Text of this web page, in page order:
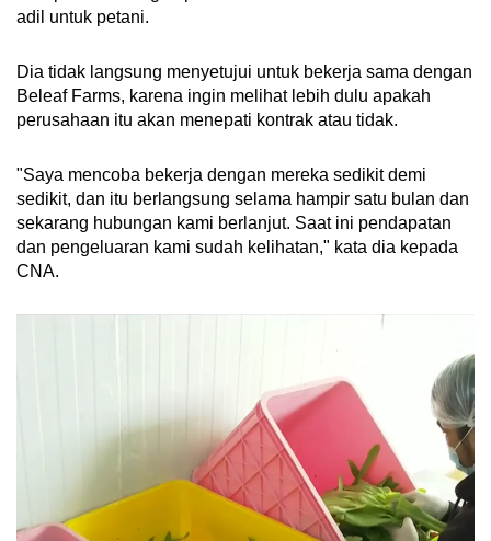
adil untuk petani.
Dia tidak langsung menyetujui untuk bekerja sama dengan
Beleaf Farms, karena ingin melihat lebih dulu apakah
perusahaan itu akan menepati kontrak atau tidak.
"Saya mencoba bekerja dengan mereka sedikit demi
sedikit, dan itu berlangsung selama hampir satu bulan dan
sekarang hubungan kami berlanjut. Saat ini pendapatan
dan pengeluaran kami sudah kelihatan," kata dia kepada
CNA.